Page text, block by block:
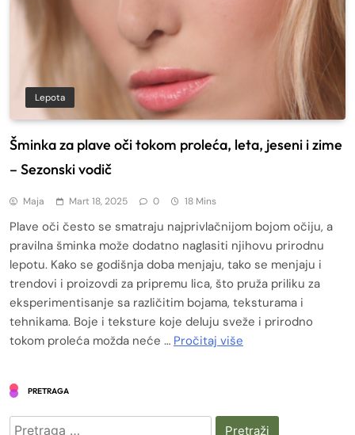
Lepota
Šminka za plave oči tokom proleća, leta, jeseni i zime
– Sezonski vodič
Maja Mart 18, 2025 0 18 Mins
Plave oči često se smatraju najprivlačnijom bojom očiju, a
pravilna šminka može dodatno naglasiti njihovu prirodnu
lepotu. Kako se godišnja doba menjaju, tako se menjaju i
trendovi i proizovdi za pripremu lica, što pruža priliku za
eksperimentisanje sa različitim bojama, teksturama i
tehnikama. Boje i teksture koje deluju sveže i prirodno
tokom proleća možda neće … Pročitaj više
PRETRAGA
Pretraga